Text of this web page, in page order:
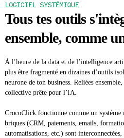
LOGICIEL SYSTÉMIQUE
Tous tes outils
ensemble, comme
À l’heure de la data et de l’intelligence
plus être fragmenté en dizaines d’outils
neurone de ton business. Reliées
collective prête pour l’IA.
CrocoClick fonctionne comme un système
briques (CRM, paiements, emails,
automatisations, etc.) sont